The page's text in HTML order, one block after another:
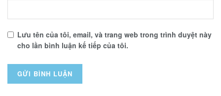
Lưu tên của tôi, email, và trang web trong trình duyệt này
cho lần bình luận kế tiếp của tôi.